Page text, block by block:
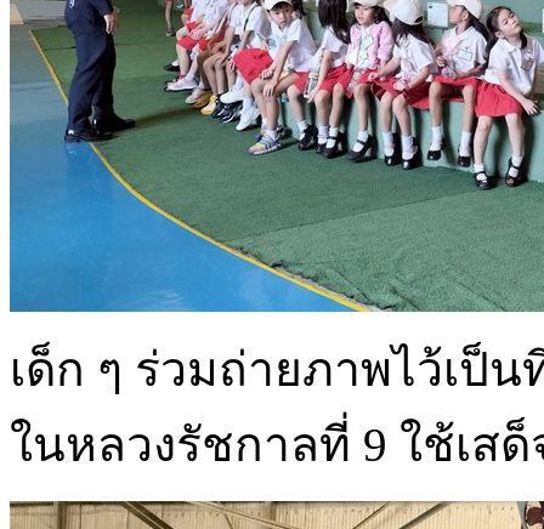
เด็ก ๆ ร่วมถ่ายภาพไว้เป็
ในหลวงรัชกาลที่ 9 ใช้เส